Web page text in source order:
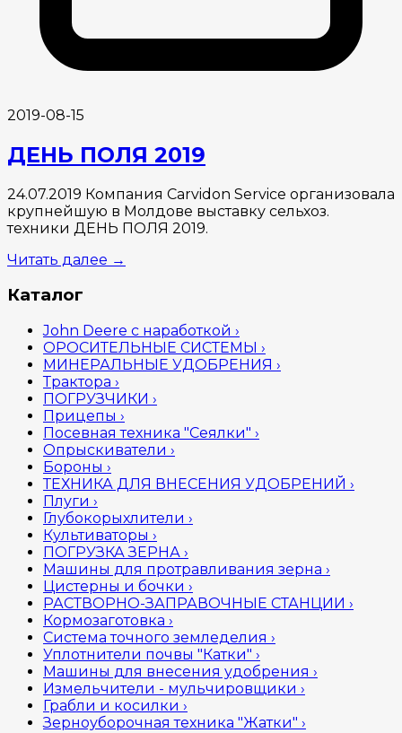
2019-08-15
ДЕНЬ ПОЛЯ 2019
24.07.2019 Компания Carvidon Service организовала
крупнейшую в Молдове выставку сельхоз.
техники ДЕНЬ ПОЛЯ 2019.
Читать далее →
Каталог
John Deere с наработкой ›
ОРОСИТЕЛЬНЫЕ СИСТЕМЫ ›
МИНЕРАЛЬНЫЕ УДОБРЕНИЯ ›
Трактора ›
ПОГРУЗЧИКИ ›
Прицепы ›
Посевная техника "Сеялки" ›
Опрыскиватели ›
Бороны ›
ТЕХНИКА ДЛЯ ВНЕСЕНИЯ УДОБРЕНИЙ ›
Плуги ›
Глубокорыхлители ›
Культиваторы ›
ПОГРУЗКА ЗЕРНА ›
Машины для протравливания зерна ›
Цистерны и бочки ›
РАСТВОРНО-ЗАПРАВОЧНЫЕ СТАНЦИИ ›
Кормозаготовка ›
Система точного земледелия ›
Уплотнители почвы "Катки" ›
Машины для внесения удобрения ›
Измельчители - мульчировщики ›
Грабли и косилки ›
Зерноуборочная техника "Жатки" ›